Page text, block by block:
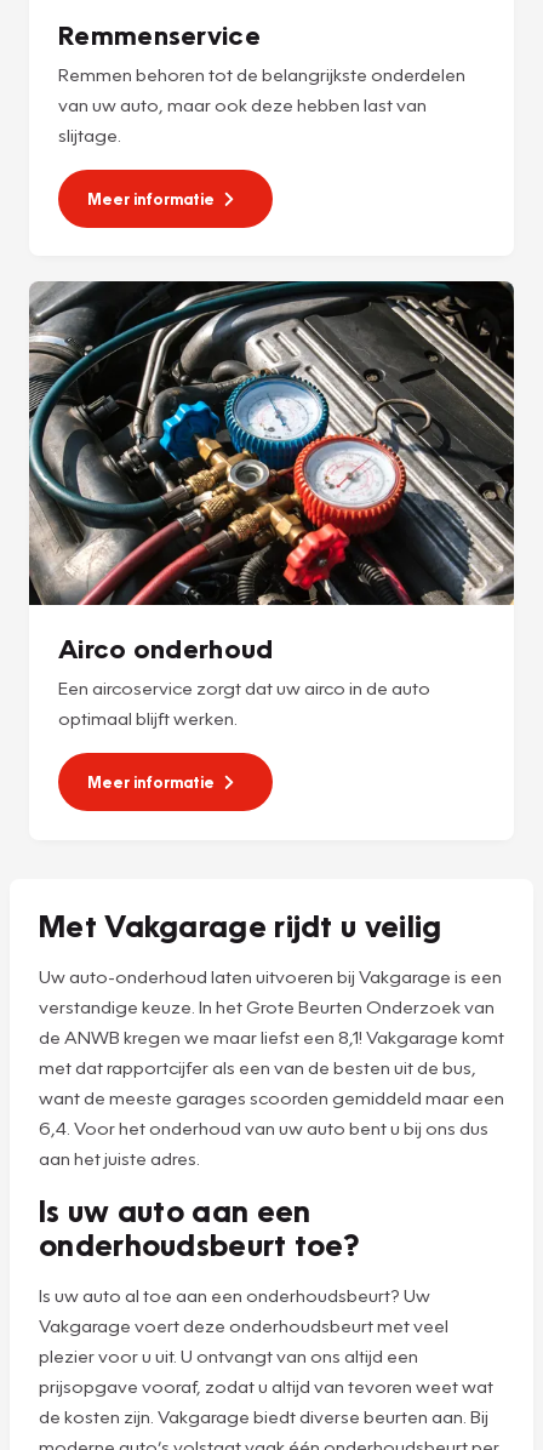
Remmenservice
Remmen behoren tot de belangrijkste onderdelen
van uw auto, maar ook deze hebben last van
slijtage.
Meer informatie
Airco onderhoud
Een aircoservice zorgt dat uw airco in de auto
optimaal blijft werken.
Meer informatie
Met Vakgarage rijdt u veilig
Uw auto-onderhoud laten uitvoeren bij Vakgarage is een
verstandige keuze. In het Grote Beurten Onderzoek van
de ANWB kregen we maar liefst een 8,1! Vakgarage komt
met dat rapportcijfer als een van de besten uit de bus,
want de meeste garages scoorden gemiddeld maar een
6,4. Voor het onderhoud van uw auto bent u bij ons dus
aan het juiste adres.
Is uw auto aan een
onderhoudsbeurt toe?
Is uw auto al toe aan een onderhoudsbeurt? Uw
Vakgarage voert deze onderhoudsbeurt met veel
plezier voor u uit. U ontvangt van ons altijd een
prijsopgave vooraf, zodat u altijd van tevoren weet wat
de kosten zijn. Vakgarage biedt diverse beurten aan. Bij